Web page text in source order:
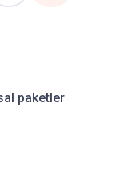
paketler